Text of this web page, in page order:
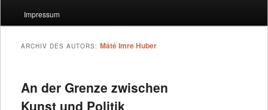
Impressum
ARCHIV DES AUTORS: Máté Imre Huber
An der Grenze zwischen
Kunst und Politik